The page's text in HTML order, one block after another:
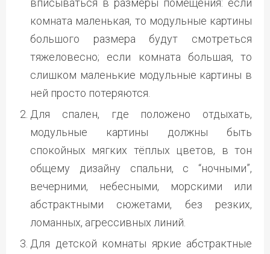
вписываться в размеры помещения: если
комната маленькая, то модульные картины
большого размера будут смотреться
тяжеловесно; если комната большая, то
слишком маленькие модульные картины в
ней просто потеряются.
Для спален, где положено отдыхать,
модульные картины должны быть
спокойных мягких тёплых цветов, в тон
общему дизайну спальни, с “ночными”,
вечерними, небесными, морскими или
абстрактными сюжетами, без резких,
ломанных, агрессивных линий.
Для детской комнаты яркие абстрактные